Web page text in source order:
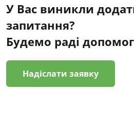
У Вас виникли
запитання?
Будемо раді
Надіслати заявку